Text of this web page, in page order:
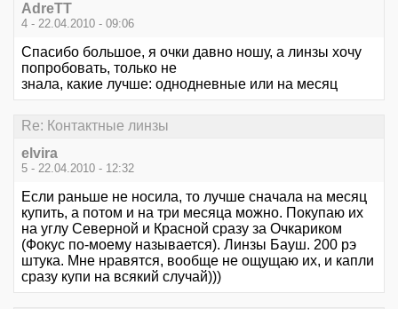
AdreTT
4 - 22.04.2010 - 09:06
Спасибо большое, я очки давно ношу, а линзы хочу
попробовать, только не
знала, какие лучше: однодневные или на месяц
Re: Контактные линзы
elvira
5 - 22.04.2010 - 12:32
Если раньше не носила, то лучше сначала на месяц
купить, а потом и на три месяца можно. Покупаю их
на углу Северной и Красной сразу за Очкариком
(Фокус по-моему называется). Линзы Бауш. 200 рэ
штука. Мне нравятся, вообще не ощущаю их, и капли
сразу купи на всякий случай)))